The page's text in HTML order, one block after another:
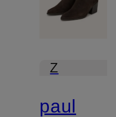
Z
paul